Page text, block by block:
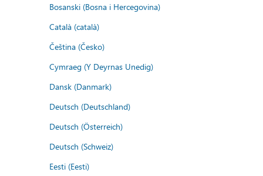
Bosanski (Bosna i Hercegovina)
Català (català)
Čeština (Česko)
Cymraeg (Y Deyrnas Unedig)
Dansk (Danmark)
Deutsch (Deutschland)
Deutsch (Österreich)
Deutsch (Schweiz)
Eesti (Eesti)